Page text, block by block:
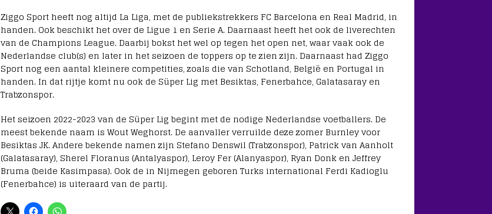
Ziggo Sport heeft nog altijd La Liga, met de publiekstrekkers FC Barcelona en Real Madrid, in
handen. Ook beschikt het over de Ligue 1 en Serie A. Daarnaast heeft het ook de liverechten
van de Champions League. Daarbij bokst het wel op tegen het open net, waar vaak ook de
Nederlandse club(s) en later in het seizoen de toppers op te zien zijn. Daarnaast had Ziggo
Sport nog een aantal kleinere competities, zoals die van Schotland, België en Portugal in
handen. In dat rijtje komt nu ook de Süper Lig met Besiktas, Fenerbahce, Galatasaray en
Trabzonspor.
Het seizoen 2022-2023 van de Süper Lig begint met de nodige Nederlandse voetballers. De
meest bekende naam is Wout Weghorst. De aanvaller verruilde deze zomer Burnley voor
Besiktas JK. Andere bekende namen zijn Stefano Denswil (Trabzonspor), Patrick van Aanholt
(Galatasaray), Sherel Floranus (Antalyaspor), Leroy Fer (Alanyaspor), Ryan Donk en Jeffrey
Bruma (beide Kasimpasa). Ook de in Nijmegen geboren Turks international Ferdi Kadioglu
(Fenerbahce) is uiteraard van de partij.